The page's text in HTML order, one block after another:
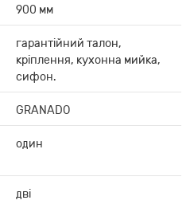
900 мм
гарантійний талон,
кріплення, кухонна мийка,
сифон.
GRANADO
один
дві